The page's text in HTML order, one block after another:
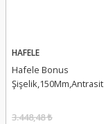
HAFELE
Hafele Bonus
Şişelik,150Mm,Antrasit
3.448,48 ₺